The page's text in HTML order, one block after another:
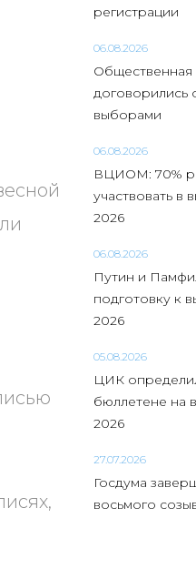
регистрации
06.08.2026
Общественная
договорились
выборами
06.08.2026
ВЦИОМ: 70%
участвовать в
2026
06.08.2026
Путин и
подготовку к
2026
05.08.2026
ЦИК
бюллетене на
2026
27.07.2026
Госдума
восьмого